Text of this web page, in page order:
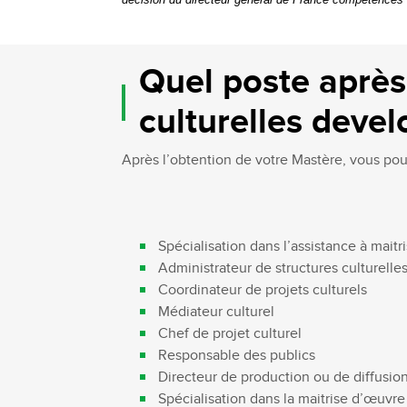
Quel poste
culturelles
Après l’obtention de votre Mastère, vous
Spécialisation dans l’assistance à
Administrateur de structures
Coordinateur de projets culturels
Médiateur culturel
Chef de projet culturel
Responsable des publics
Directeur de production ou de
Spécialisation dans la maitrise d’œuvre